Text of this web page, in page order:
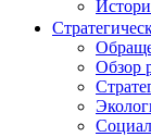
Обзор